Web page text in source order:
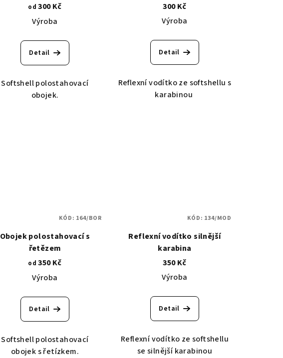
od 300 Kč
Výroba
Detail
Softshell polostahovací
obojek.
300 Kč
Výroba
Detail
Reflexní vodítko ze softshellu s
karabinou
Obojek polostahovací s
řetězem
od 350 Kč
Výroba
Detail
Softshell polostahovací
obojek s řetízkem.
KÓD: 164/BOR
Reflexní vodítko silnější
karabina
350 Kč
Výroba
Detail
Reflexní vodítko ze softshellu
se silnější karabinou
KÓD: 134/MOD